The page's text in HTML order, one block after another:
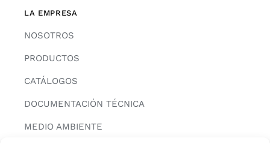
LA EMPRESA
NOSOTROS
PRODUCTOS
CATÁLOGOS
DOCUMENTACIÓN TÉCNICA
MEDIO AMBIENTE